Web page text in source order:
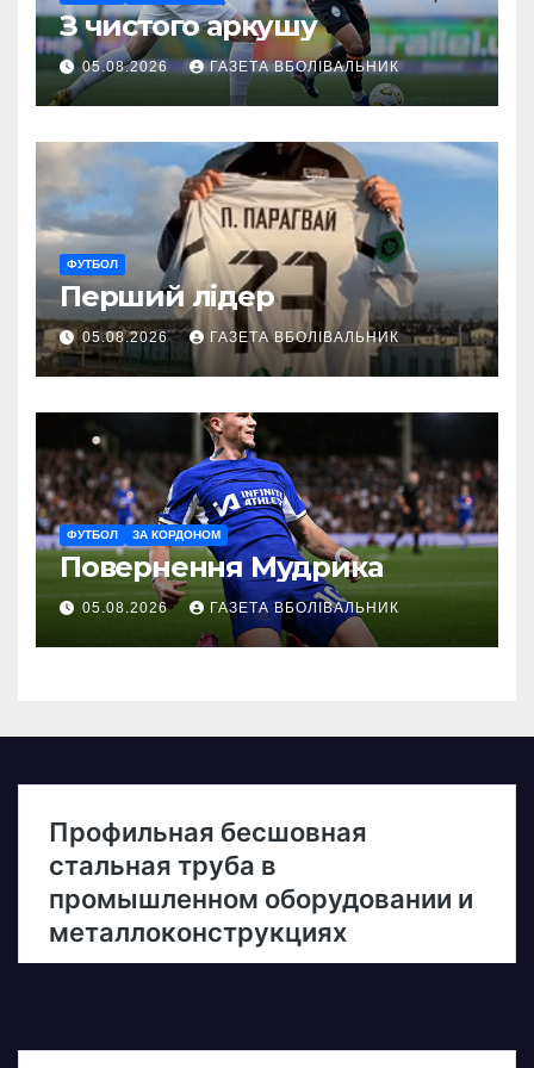
З чистого аркушу
05.08.2026 ГАЗЕТА ВБОЛІВАЛЬНИК
ФУТБОЛ
Перший лідер
05.08.2026 ГАЗЕТА ВБОЛІВАЛЬНИК
ФУТБОЛ ЗА КОРДОНОМ
Повернення Мудрика
05.08.2026 ГАЗЕТА ВБОЛІВАЛЬНИК